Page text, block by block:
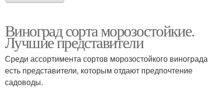
Виноград сорта морозостойкие.
Лучшие представители
Среди ассортимента сортов морозостойкого винограда
есть представители, которым отдают предпочтение
садоводы.